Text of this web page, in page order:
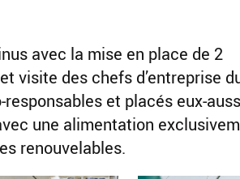
avec la mise en place de 2
visite des chefs d’entreprise
et placés eux-
une alimentation
renouvelables.